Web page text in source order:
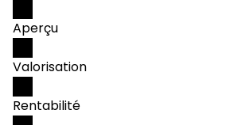
Aperçu
Valorisation
Rentabilité